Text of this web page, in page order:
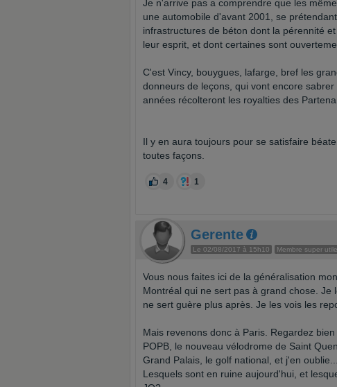
Je n'arrive pas a comprendre que les
une automobile d'avant 2001, se
infrastructures de béton dont la pérennité
leur esprit, et dont certaines sont
C'est Vincy, bouygues, lafarge, bref les
donneurs de leçons, qui vont encore
années récolteront les royalties des
Il y en aura toujours pour se satisfaire
toutes façons.
4 1
Gerente
Le 02/08/2017 à 15h10 Membre super utile
Vous nous faites ici de la généralisation
Montréal qui ne sert pas à grand chose.
ne sert guère plus après. Je les vois les
Mais revenons donc à Paris. Regardez
POPB, le nouveau vélodrome de Saint
Grand Palais, le golf national, et j'en
Lesquels sont en ruine aujourd'hui, et